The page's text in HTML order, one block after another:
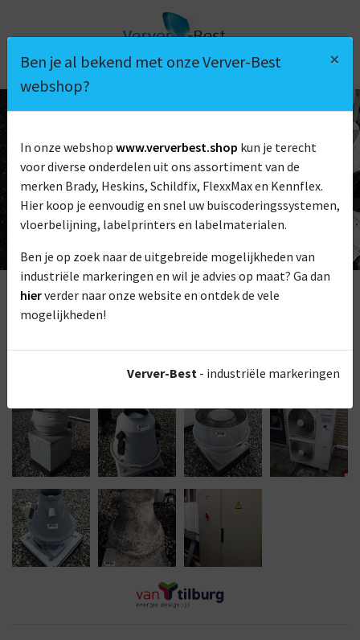
Ben je al bekend met onze Verver-Best
webshop?
×
In onze webshop www.ververbest.shop kun je terecht
voor diverse onderdelen uit ons assortiment van de
merken Brady, Heskins, Schildfix, FlexxMax en Kennflex.
Hier koop je eenvoudig en snel uw buiscoderingssystemen,
vloerbelijning, labelprinters en labelmaterialen.
Ben je op zoek naar de uitgebreide mogelijkheden van
industriële markeringen en wil je advies op maat? Ga dan
hierverder naar onze website en ontdek de vele
mogelijkheden!
Verver-Best - industriële markeringen
VAN TILBURG ENERGIE DESIGN